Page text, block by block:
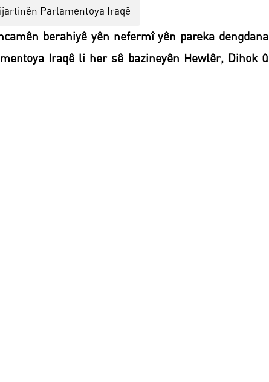
Parlamentoya Iraqê
berahiyê yên nefermî yên pareka dengdana
Iraqê li her sê bazineyên Hewlêr, Dihok û